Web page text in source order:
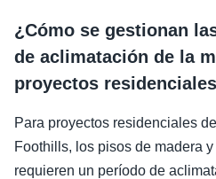
¿Cómo se gestionan
de aclimatación de la
proyectos
Para proyectos residenciales
Foothills, los pisos de madera
requieren un período de